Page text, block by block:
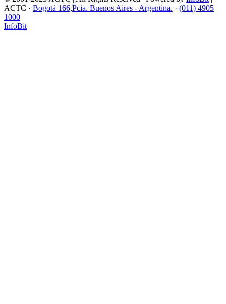
ACTC · Bogotá 166,Pcia. Buenos Aires - Argentina. · (011) 4905
1000
InfoBit